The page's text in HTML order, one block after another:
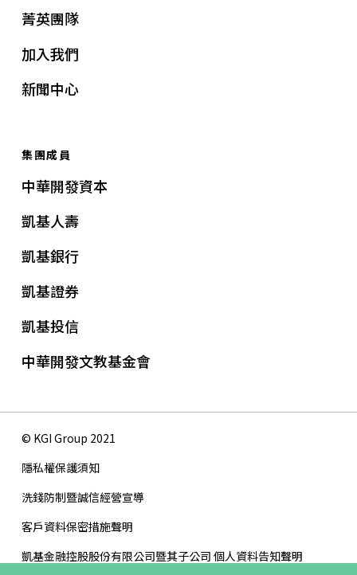
菁英團隊
加入我們
新聞中心
集團成員
中華開發資本
凱基人壽
凱基銀行
凱基證券
凱基投信
中華開發文教基金會
© KGI Group 2021
隱私權保護須知
洗錢防制暨誠信經營宣導
客戶資料保密措施聲明
凱基金融控股股份有限公司暨其子公司 個人資料告知聲明